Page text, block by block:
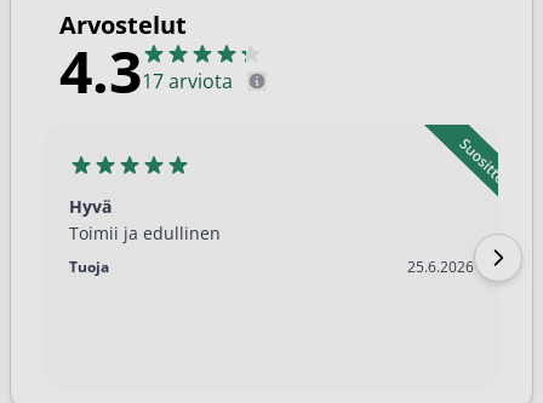
Arvostelut
4.317 arviota
Hyvä
Toimii ja edullinen
Tuoja 25.6.2026
25.6.2026